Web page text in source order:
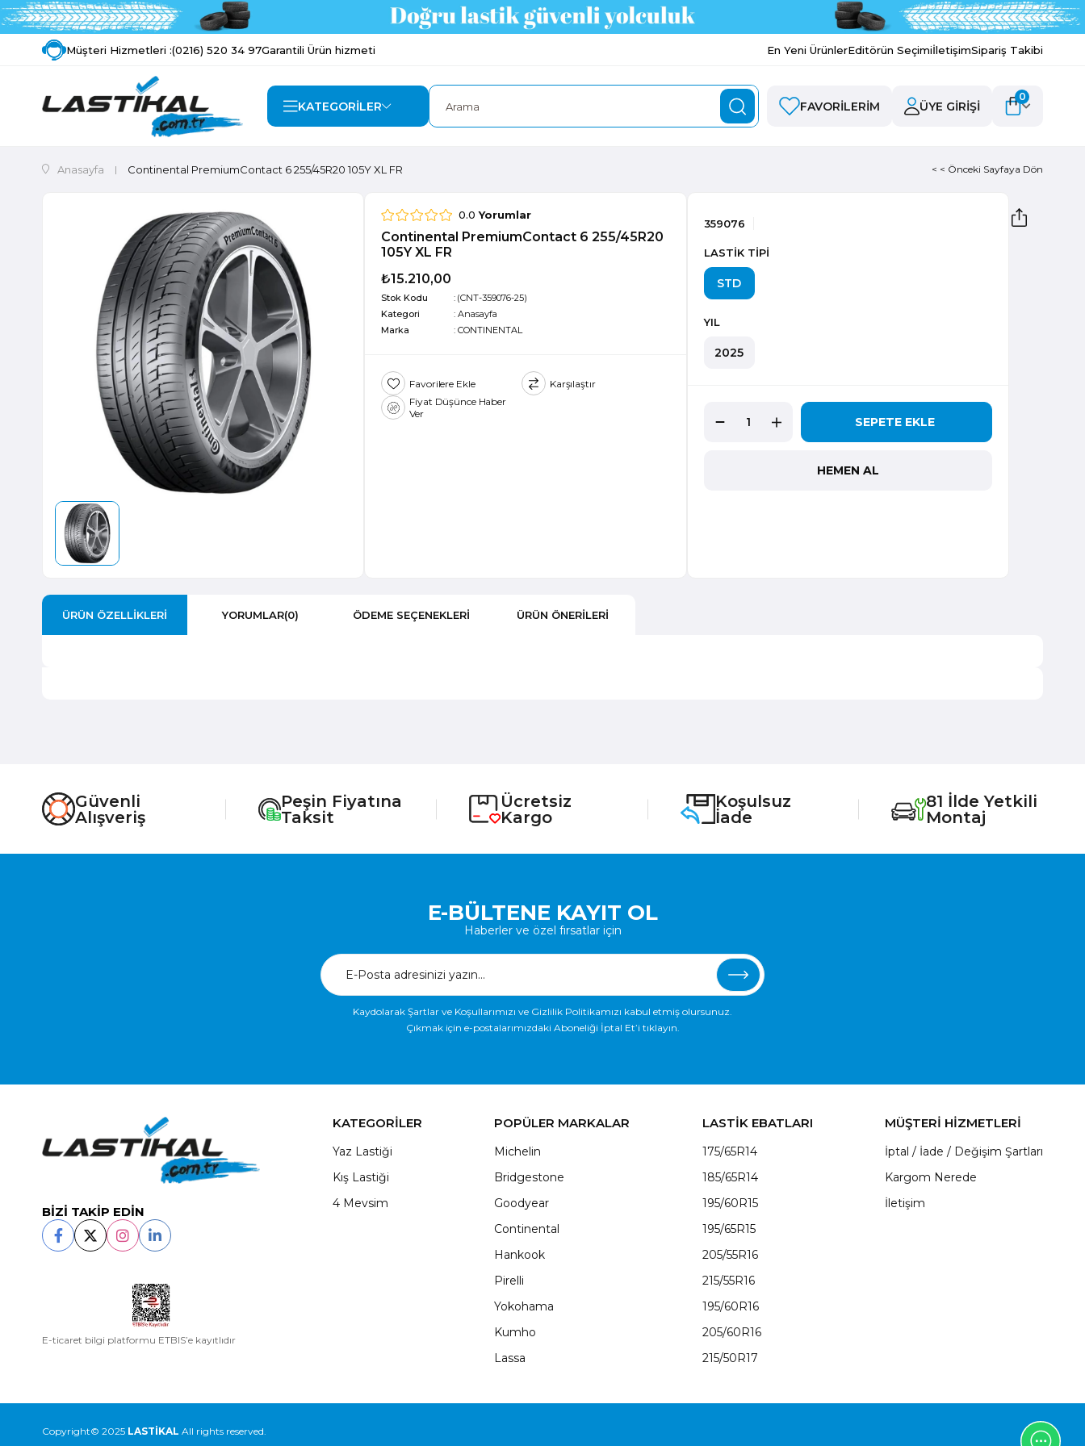
Müşteri Hizmetleri :(0216) 520 34 97Garantili Ürün hizmeti En Yeni ÜrünlerEditörün SeçimiİletişimSipariş Takibi
KATEGORİLER FAVORILERIM ÜYE GIRIŞI
0
Anasayfa Continental PremiumContact 6 255/45R20 105Y XL FR < < Önceki Sayfaya Dön
0.0 Yorumlar
Continental PremiumContact 6 255/45R20
105Y XL FR
₺15.210,00
Stok Kodu
(CNT-359076-25)
Kategori
:Anasayfa
Marka
: CONTINENTAL
Favorilere Ekle
Karşılaştır
Fiyat Düşünce Haber
Ver
359076
LASTİK TİPİ
STD
YIL
2025
ÜRÜN ÖZELLIKLERI YORUMLAR(0) ÖDEME SEÇENEKLERI ÜRÜN ÖNERILERI
Güvenli
Alışveriş
Peşin Fiyatına
Taksit
Ücretsiz
Kargo
Koşulsuz
İade
81 İlde Yetkili
Montaj
E-BÜLTENE KAYIT OL
Haberler ve özel fırsatlar için
Kaydolarak Şartlar ve Koşullarımızı ve Gizlilik Politikamızı kabul etmiş olursunuz.
Çıkmak için e-postalarımızdaki Aboneliği İptal Et’i tıklayın.
BİZİ TAKİP EDİN
E-ticaret bilgi platformu ETBIS’e kayıtlıdır
KATEGORİLER
Yaz Lastiği
Kış Lastiği
4 Mevsim
POPÜLER MARKALAR
Michelin
Bridgestone
Goodyear
Continental
Hankook
Pirelli
Yokohama
Kumho
Lassa
LASTİK EBATLARI
175/65R14
185/65R14
195/60R15
195/65R15
205/55R16
215/55R16
195/60R16
205/60R16
215/50R17
MÜŞTERİ HİZMETLERİ
İptal / İade / Değişim Şartları
Kargom Nerede
İletişim
Copyright© 2025 LASTİKAL All rights reserved.